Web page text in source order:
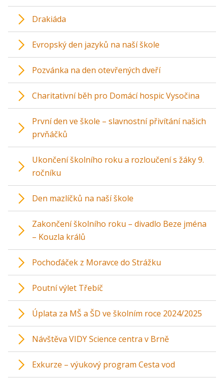
Drakiáda
Evropský den jazyků na naší škole
Pozvánka na den otevřených dveří
Charitativní běh pro Domácí hospic Vysočina
První den ve škole – slavnostní přivítání našich
prvňáčků
Ukončení školního roku a rozloučení s žáky 9.
ročníku
Den mazlíčků na naší škole
Zakončení školního roku – divadlo Beze jména
– Kouzla králů
Pochoďáček z Moravce do Strážku
Poutní výlet Třebíč
Úplata za MŠ a ŠD ve školním roce 2024/2025
Návštěva VIDY Science centra v Brně
Exkurze – výukový program Cesta vod